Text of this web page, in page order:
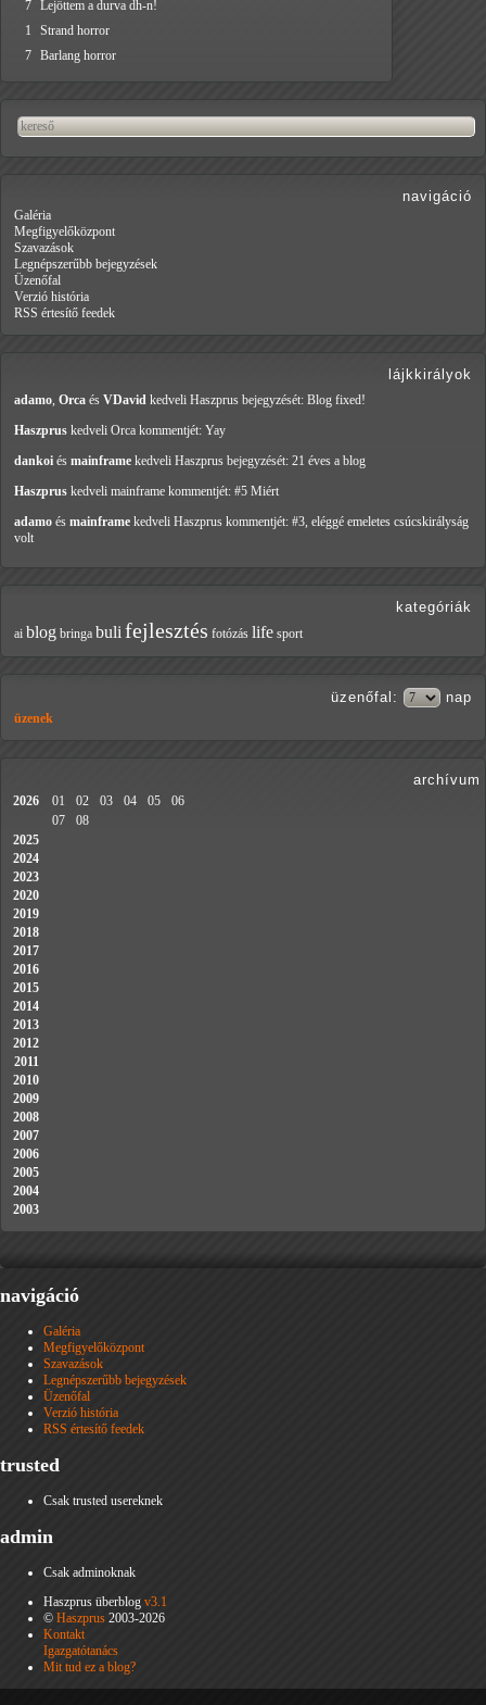
7 Lejöttem a durva dh-n!
1
Strand horror
7 Barlang horror
navigáció
Galéria
Megfigyelőközpont
Szavazások
Legnépszerűbb bejegyzések
Üzenőfal
Verzió história
RSS értesítő feedek
lájkkirályok
adamo, Orca és VDavid kedveli Haszprus bejegyzését: Blog fixed!
Haszprus kedveli Orca kommentjét: Yay
dankoi és mainframe kedveli Haszprus bejegyzését: 21 éves a blog
Haszprus kedveli mainframe kommentjét: #5 Miért
adamo és mainframe kedveli Haszprus kommentjét: #3, eléggé emeletes csúcskirályság
volt
kategóriák
ai blog bringa buli fejlesztés fotózás life sport
üzenőfal : nap
üzenek
archívum
2026 01 02 03 04 05
06
07
08
2025
2024
2023
2020
2019
2018
2017
2016
2015
2014
2013
2012
2011
2010
2009
2008
2007
2006
2005
2004
2003
navigáció
Galéria
Megfigyelőközpont
Szavazások
Legnépszerűbb bejegyzések
Üzenőfal
Verzió história
RSS értesítő feedek
trusted
Csak trusted usereknek
admin
Csak adminoknak
Haszprus überblog v3.1
© Haszprus 2003-2026
Kontakt
Igazgatótanács
Mit tud ez a blog?